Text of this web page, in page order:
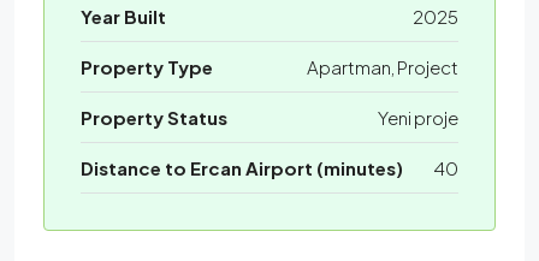
Year Built 2025
Property Type Apartman, Project
Property Status Yeni proje
Distance to Ercan Airport (minutes) 40